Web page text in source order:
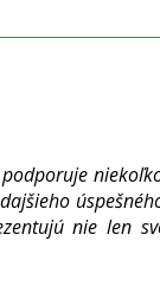
nie len